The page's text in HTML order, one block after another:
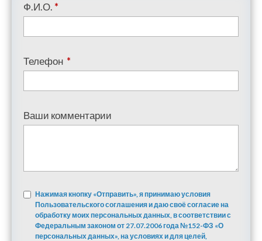
Ф.И.О. *
Телефон *
Ваши комментарии
Нажимая кнопку «Отправить», я принимаю условия
Пользовательского соглашения и даю своё согласие на
обработку моих персональных данных, в соответствии с
Федеральным законом от 27.07.2006 года №152-ФЗ «О
персональных данных», на условиях и для целей,